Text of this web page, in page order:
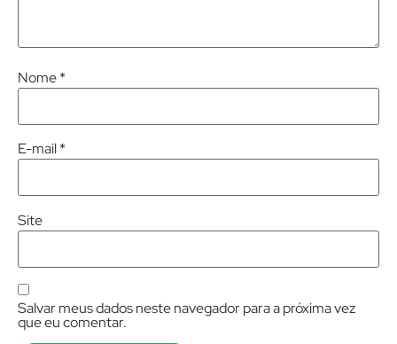
Nome*
E-mail*
Site
Salvar meus dados neste navegador para a próxima vez
que eu comentar.